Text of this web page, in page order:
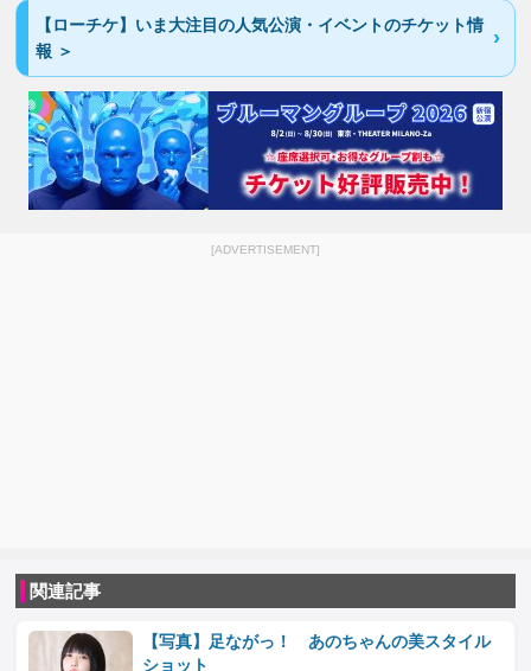
【ローチケ】いま大注目の人気公演・イベントのチケット情
報 ＞
[ADVERTISEMENT]
関連記事
【写真】足ながっ！ あのちゃんの美スタイル
ショット